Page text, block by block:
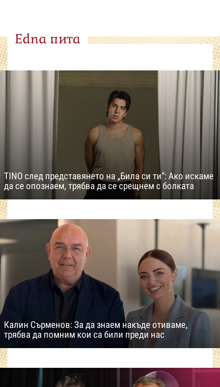
Edna пита
TINO след представянето на „Била си ти“: Ако искаме
да се опознаем, трябва да се срещнем с болката
Калин Сърменов: За да знаем накъде отиваме,
трябва да помним кои са били преди нас